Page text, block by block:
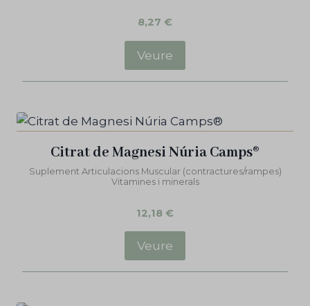
8,27 €
Veure
Citrat de Magnesi Núria Camps®
Suplement Articulacions Muscular (contractures/rampes)
Vitamines i minerals
12,18 €
Veure